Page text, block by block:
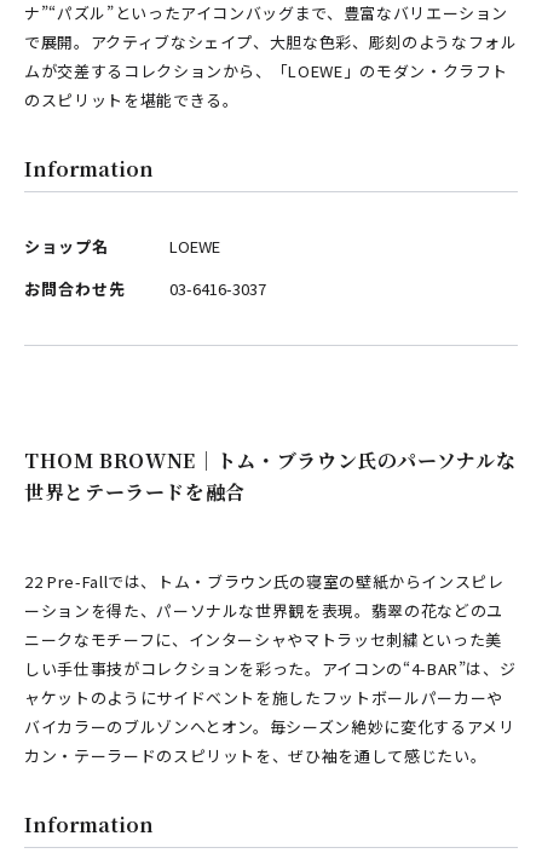
ナ”“パズル”といったアイコンバッグまで、豊富なバリエーション
で展開。アクティブなシェイプ、大胆な色彩、彫刻のようなフォル
ムが交差するコレクションから、「LOEWE」のモダン・クラフト
のスピリットを堪能できる。
Information
ショップ名
LOEWE
お問合わせ先
03-6416-3037
THOM BROWNE｜トム・ブラウン氏のパーソナルな
世界とテーラードを融合
22 Pre-Fallでは、トム・ブラウン氏の寝室の壁紙からインスピレ
ーションを得た、パーソナルな世界観を表現。翡翠の花などのユ
ニークなモチーフに、インターシャやマトラッセ刺繍といった美
しい手仕事技がコレクションを彩った。アイコンの“4-BAR”は、ジ
ャケットのようにサイドベントを施したフットボールパーカーや
バイカラーのブルゾンへとオン。毎シーズン絶妙に変化するアメリ
カン・テーラードのスピリットを、ぜひ袖を通して感じたい。
Information